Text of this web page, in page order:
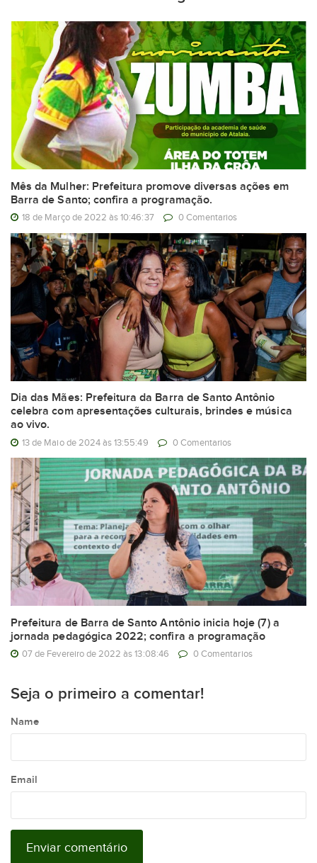
Mês da Mulher: Prefeitura promove diversas ações em
Barra de Santo; confira a programação.
18 de Março de 2022 às 10:46:37 0 Comentarios
Dia das Mães: Prefeitura da Barra de Santo Antônio
celebra com apresentações culturais, brindes e música
ao vivo.
13 de Maio de 2024 às 13:55:49 0 Comentarios
Prefeitura de Barra de Santo Antônio inicia hoje (7) a
jornada pedagógica 2022; confira a programação
07 de Fevereiro de 2022 às 13:08:46 0 Comentarios
Seja o primeiro a comentar!
Name
Email